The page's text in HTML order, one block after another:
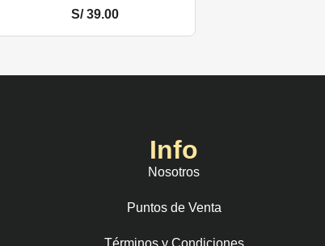
S/39.00
Info
Nosotros
Puntos de Venta